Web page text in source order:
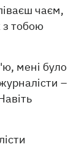
чаєм,
з тобою
мені було
–